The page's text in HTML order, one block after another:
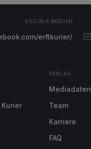
SOZIALE MEDIEN
erftkurier/
VERLAG
Mediadaten
Team
Karriere
FAQ